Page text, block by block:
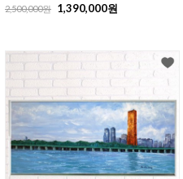
2,500,000원
1,390,000원